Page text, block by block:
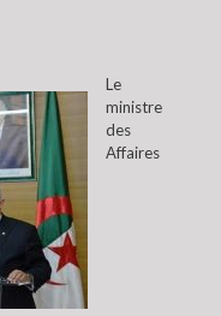
Le
ministre
des
Affaires